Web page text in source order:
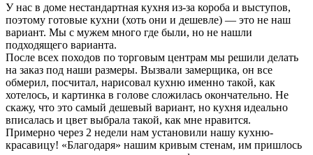
У нас в доме нестандартная кухня из-за короба и выступов,
поэтому готовые кухни (хоть они и дешевле) — это не наш
вариант. Мы с мужем много где были, но не нашли
подходящего варианта.
После всех походов по торговым центрам мы решили делать
на заказ под наши размеры. Вызвали замерщика, он все
обмерил, посчитал, нарисовал кухню именно такой, как
хотелось, и картинка в голове сложилась окончательно. Не
скажу, что это самый дешевый вариант, но кухня идеально
вписалась и цвет выбрала такой, как мне нравится.
Примерно через 2 недели нам установили нашу кухню-
красавицу! «Благодаря» нашим кривым стенам, им пришлось